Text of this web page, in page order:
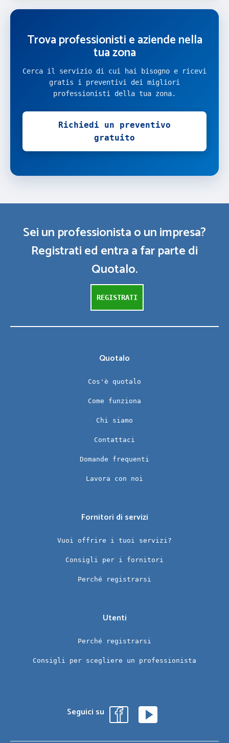
Trova professionisti e aziende nella
tua zona
Cerca il servizio di cui hai bisogno e ricevi
gratis i preventivi dei migliori
professionisti della tua zona.
Richiedi un preventivo
gratuito
Sei un professionista o un impresa?
Registrati ed entra a far parte di
Quotalo.
REGISTRATI
Quotalo
Cos'è quotalo
Come funziona
Chi siamo
Contattaci
Domande frequenti
Lavora con noi
Fornitori di servizi
Vuoi offrire i tuoi servizi?
Consigli per i fornitori
Perché registrarsi
Utenti
Perché registrarsi
Consigli per scegliere un professionista
Seguici su